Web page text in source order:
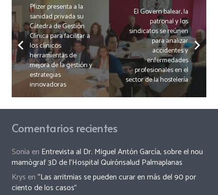
Pfizer presenta a la
sanidad privada su
Cátedra de Gestión
Clínica para facilitar a
los clínicos
herramientas de
mejora de la gestión y
estrategias
innovadoras
El Govern balear, la
patronal y los
sindicatos se reúnen
para analizar
accidentes y
enfermedades
profesionales en el
sector de la hostelería
Comentarios recientes
Sonia en Entrevista al Dr. Miguel Antón García, sobre el nou
mamògraf 3D de l’Hospital Quirónsalud Palmaplanas
Krys en“Las arritmias se pueden curar en más del 90 por
ciento de los casos”